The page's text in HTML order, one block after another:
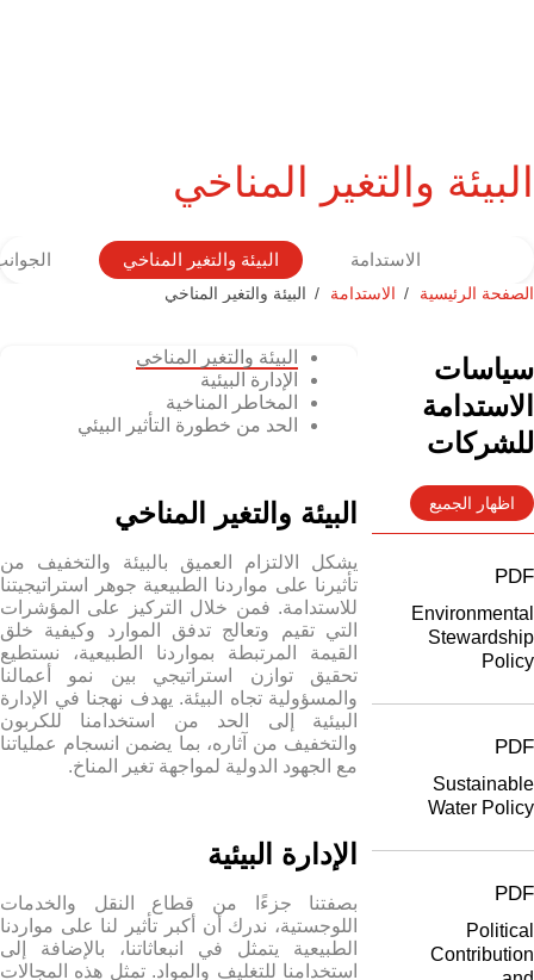
البيئة والتغير المناخي
الاستدامة البيئة والتغير المناخي
الصفحة الرئيسية الاستدامة البيئة والتغير المناخي
البيئة والتغير المناخي
الإدارة البيئية
المخاطر المناخية
الحد من خطورة التأثير البيئي
البيئة والتغير المناخي
يشكل الالتزام العميق بالبيئة والتخفيف من
تأثيرنا على مواردنا الطبيعية جوهر استراتيجيتنا
للاستدامة. فمن خلال التركيز على المؤشرات
التي تقيم وتعالج تدفق الموارد وكيفية خلق
القيمة المرتبطة بمواردنا الطبيعية، نستطيع
تحقيق توازن استراتيجي بين نمو أعمالنا
والمسؤولية تجاه البيئة. يهدف نهجنا في الإدارة
البيئية إلى الحد من استخدامنا للكربون
والتخفيف من آثاره، بما يضمن انسجام عملياتنا
مع الجهود الدولية لمواجهة تغير المناخ.
الإدارة البيئية
بصفتنا جزءًا من قطاع النقل والخدمات
اللوجستية، ندرك أن أكبر تأثير لنا على مواردنا
الطبيعية يتمثل في انبعاثاتنا، بالإضافة إلى
استخدامنا للتغليف والمواد. تمثل هذه المجالات
سياسات
الاستدامة
للشركات
اظهار الجميع
PDF
Environmental
Stewardship
Policy
PDF
Sustainable
Water Policy
PDF
Political
Contribution